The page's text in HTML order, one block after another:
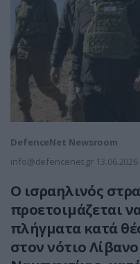
DefenceNet Newsroom
info@defencenet.gr
Ο ισραηλινός
προετοιμάζεται
πλήγματα κατά
στον νότιο